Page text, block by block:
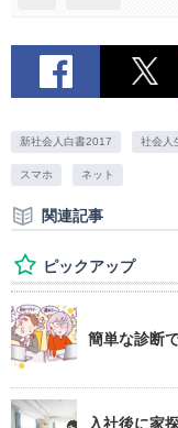
新社会人白書2017 社会人
スマホ ネット
関連記事
ピックアップ
簡単な診断
入社後に家